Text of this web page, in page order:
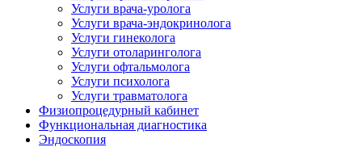
Услуги врача-уролога
Услуги врача-эндокринолога
Услуги гинеколога
Услуги отоларинголога
Услуги офтальмолога
Услуги психолога
Услуги травматолога
Физиопроцедурный кабинет
Функциональная диагностика
Эндоскопия